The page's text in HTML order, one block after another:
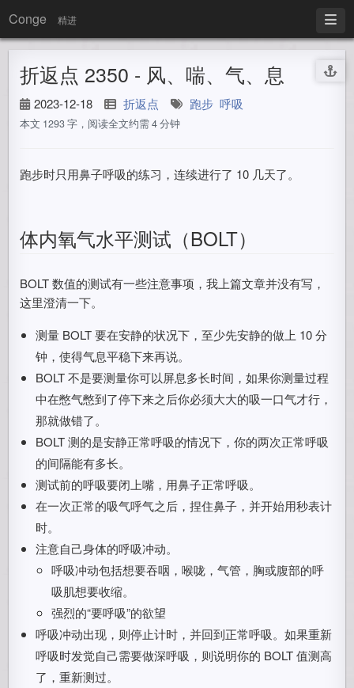
Conge 精进
折返点 2350 - 风、喘、气、息
2023-12-18 折返点 跑步 呼吸
本文 1293 字，阅读全文约需 4 分钟
跑步时只用鼻子呼吸的练习，连续进行了 10 几天了。
体内氧气水平测试（BOLT）
BOLT 数值的测试有一些注意事项，我上篇文章并没有写，
这里澄清一下。
测量 BOLT 要在安静的状况下，至少先安静的做上 10 分
钟，使得气息平稳下来再说。
BOLT 不是要测量你可以屏息多长时间，如果你测量过程
中在憋气憋到了停下来之后你必须大大的吸一口气才行，
那就做错了。
BOLT 测的是安静正常呼吸的情况下，你的两次正常呼吸
的间隔能有多长。
测试前的呼吸要闭上嘴，用鼻子正常呼吸。
在一次正常的吸气呼气之后，捏住鼻子，并开始用秒表计
时。
注意自己身体的呼吸冲动。
呼吸冲动包括想要吞咽，喉咙，气管，胸或腹部的呼
吸肌想要收缩。
强烈的“要呼吸”的欲望
呼吸冲动出现，则停止计时，并回到正常呼吸。如果重新
呼吸时发觉自己需要做深呼吸，则说明你的 BOLT 值测高
了，重新测过。